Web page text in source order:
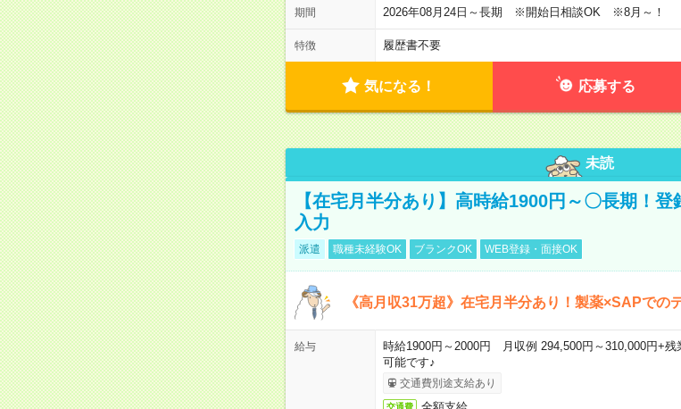
期間 2026年08月24日～長期 ※開始日相談OK ※8月～！
特徴 履歴書不要
気になる！ 応募する
未読
【在宅月半分あり】高時給1900円～〇長期！
入力
派遣 職種未経験OK ブランクOK WEB登録・面接OK
《高月収31万超》在宅月半分あり！製薬×SAPでの
給与
時給1900円～2000円 月収例 294,500円～310,000円+
可能です♪
交通費別途支給あり
交通費